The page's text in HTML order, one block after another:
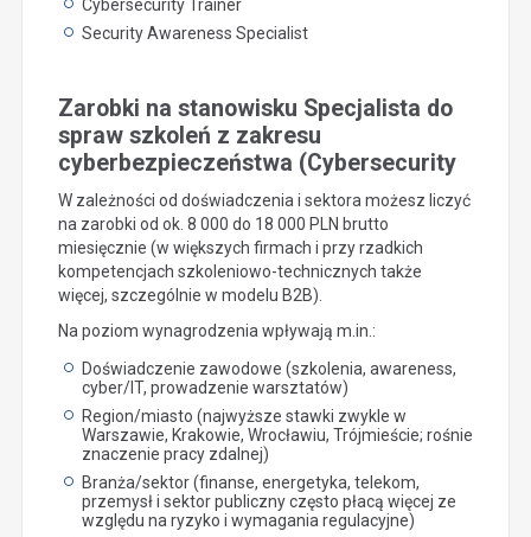
Cybersecurity Trainer
Security Awareness Specialist
Zarobki na stanowisku Specjalista do
spraw szkoleń z zakresu
cyberbezpieczeństwa (Cybersecurity
W zależności od doświadczenia i sektora możesz liczyć
na zarobki od ok. 8 000 do 18 000 PLN brutto
miesięcznie (w większych firmach i przy rzadkich
kompetencjach szkoleniowo-technicznych także
więcej, szczególnie w modelu B2B).
Na poziom wynagrodzenia wpływają m.in.:
Doświadczenie zawodowe (szkolenia, awareness,
cyber/IT, prowadzenie warsztatów)
Region/miasto (najwyższe stawki zwykle w
Warszawie, Krakowie, Wrocławiu, Trójmieście; rośnie
znaczenie pracy zdalnej)
Branża/sektor (finanse, energetyka, telekom,
przemysł i sektor publiczny często płacą więcej ze
względu na ryzyko i wymagania regulacyjne)